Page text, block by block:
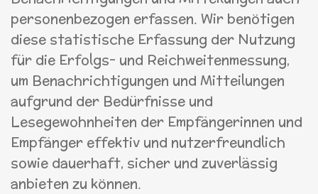
personenbezogen erfassen. Wir benötigen
diese statistische Erfassung der Nutzung
für die Erfolgs- und Reichweitenmessung,
um Benachrichtigungen und Mitteilungen
aufgrund der Bedürfnisse und
Lesegewohnheiten der Empfängerinnen und
Empfänger effektiv und nutzerfreundlich
sowie dauerhaft, sicher und zuverlässig
anbieten zu können.